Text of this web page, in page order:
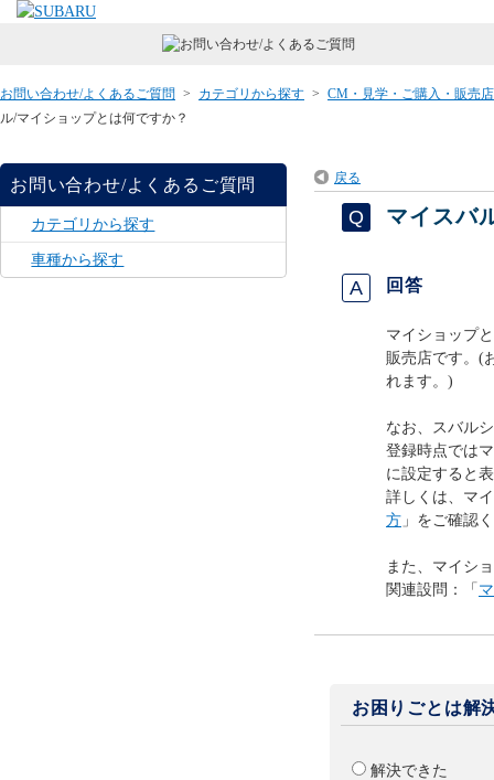
お問い合わせ/よくあるご質問 > カテゴリから探す > CM・見学・ご購入・販売
ル/マイショップとは何ですか？
お問い合わせ/よくあるご質問
カテゴリから探す
車種から探す
戻る
マイスバ
回答
マイショップ
販売店です。(
れます。)
なお、スバル
登録時点では
に設定すると
詳しくは、マ
方 」をご確認
また、マイシ
関連設問：「
お困りごとは解
解決できた